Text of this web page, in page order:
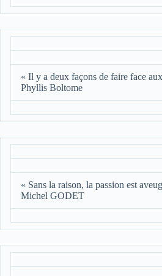
« Il y a deux façons de faire face
Phyllis Boltome
« Sans la raison, la passion est
Michel GODET